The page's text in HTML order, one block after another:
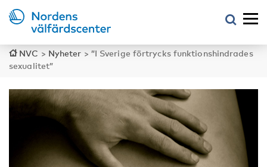
NVC > Nyheter > ”I Sverige förtrycks funktionshindrades
sexualitet”